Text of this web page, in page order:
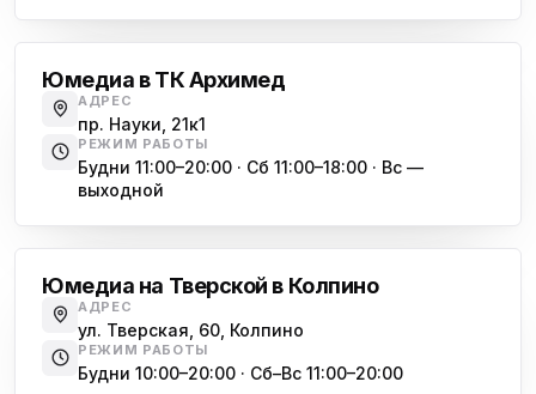
Юмедиа Сервис в Колпино
ю
Юмедиа во Всеволожске
пр. Христиновский 28, Всеволожск
Юмедиа в ТК Архимед
АДРЕС
пр. Науки, 21к1
РЕЖИМ РАБОТЫ
Будни 11:00–20:00 · Сб 11:00–18:00 · Вс —
выходной
Юмедиа на Тверской в Колпино
АДРЕС
ул. Тверская, 60, Колпино
РЕЖИМ РАБОТЫ
Будни 10:00–20:00 · Сб–Вс 11:00–20:00